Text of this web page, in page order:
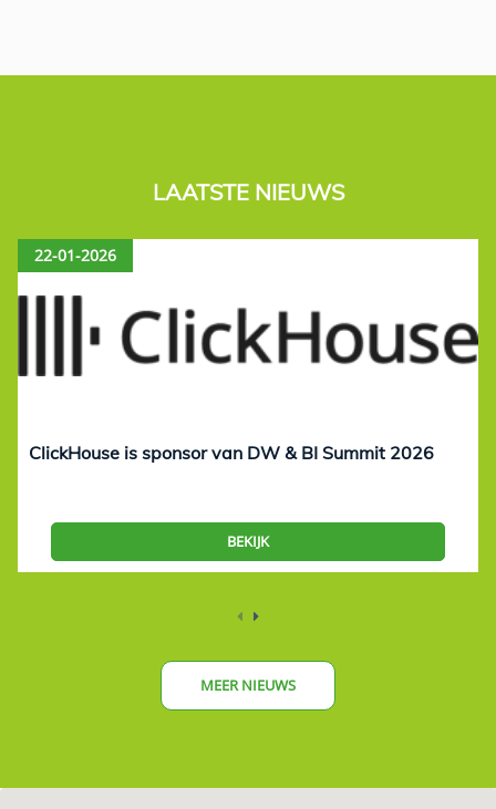
LAATSTE NIEUWS
22-01-2026
ClickHouse is sponsor van DW & BI Summit 2026
BEKIJK
MEER NIEUWS